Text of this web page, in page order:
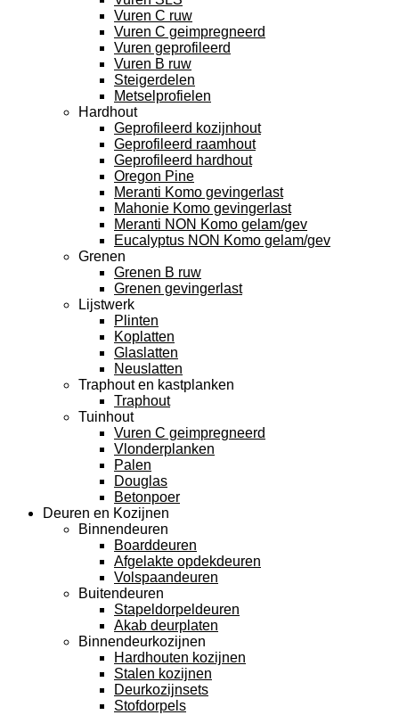
Vuren C ruw
Vuren C geimpregneerd
Vuren geprofileerd
Vuren B ruw
Steigerdelen
Metselprofielen
Hardhout
Geprofileerd kozijnhout
Geprofileerd raamhout
Geprofileerd hardhout
Oregon Pine
Meranti Komo gevingerlast
Mahonie Komo gevingerlast
Meranti NON Komo gelam/gev
Eucalyptus NON Komo gelam/gev
Grenen
Grenen B ruw
Grenen gevingerlast
Lijstwerk
Plinten
Koplatten
Glaslatten
Neuslatten
Traphout en kastplanken
Traphout
Tuinhout
Vuren C geimpregneerd
Vlonderplanken
Palen
Douglas
Betonpoer
Deuren en Kozijnen
Binnendeuren
Boarddeuren
Afgelakte opdekdeuren
Volspaandeuren
Buitendeuren
Stapeldorpeldeuren
Akab deurplaten
Binnendeurkozijnen
Hardhouten kozijnen
Stalen kozijnen
Deurkozijnsets
Stofdorpels